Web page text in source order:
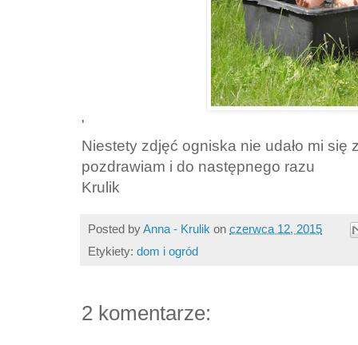
'
Niestety zdjęć ogniska nie udało mi się
pozdrawiam i do następnego razu
Krulik
Posted byAnna - Krulik on czerwca 12, 2015
Etykiety: dom i ogród
2 komentarze: